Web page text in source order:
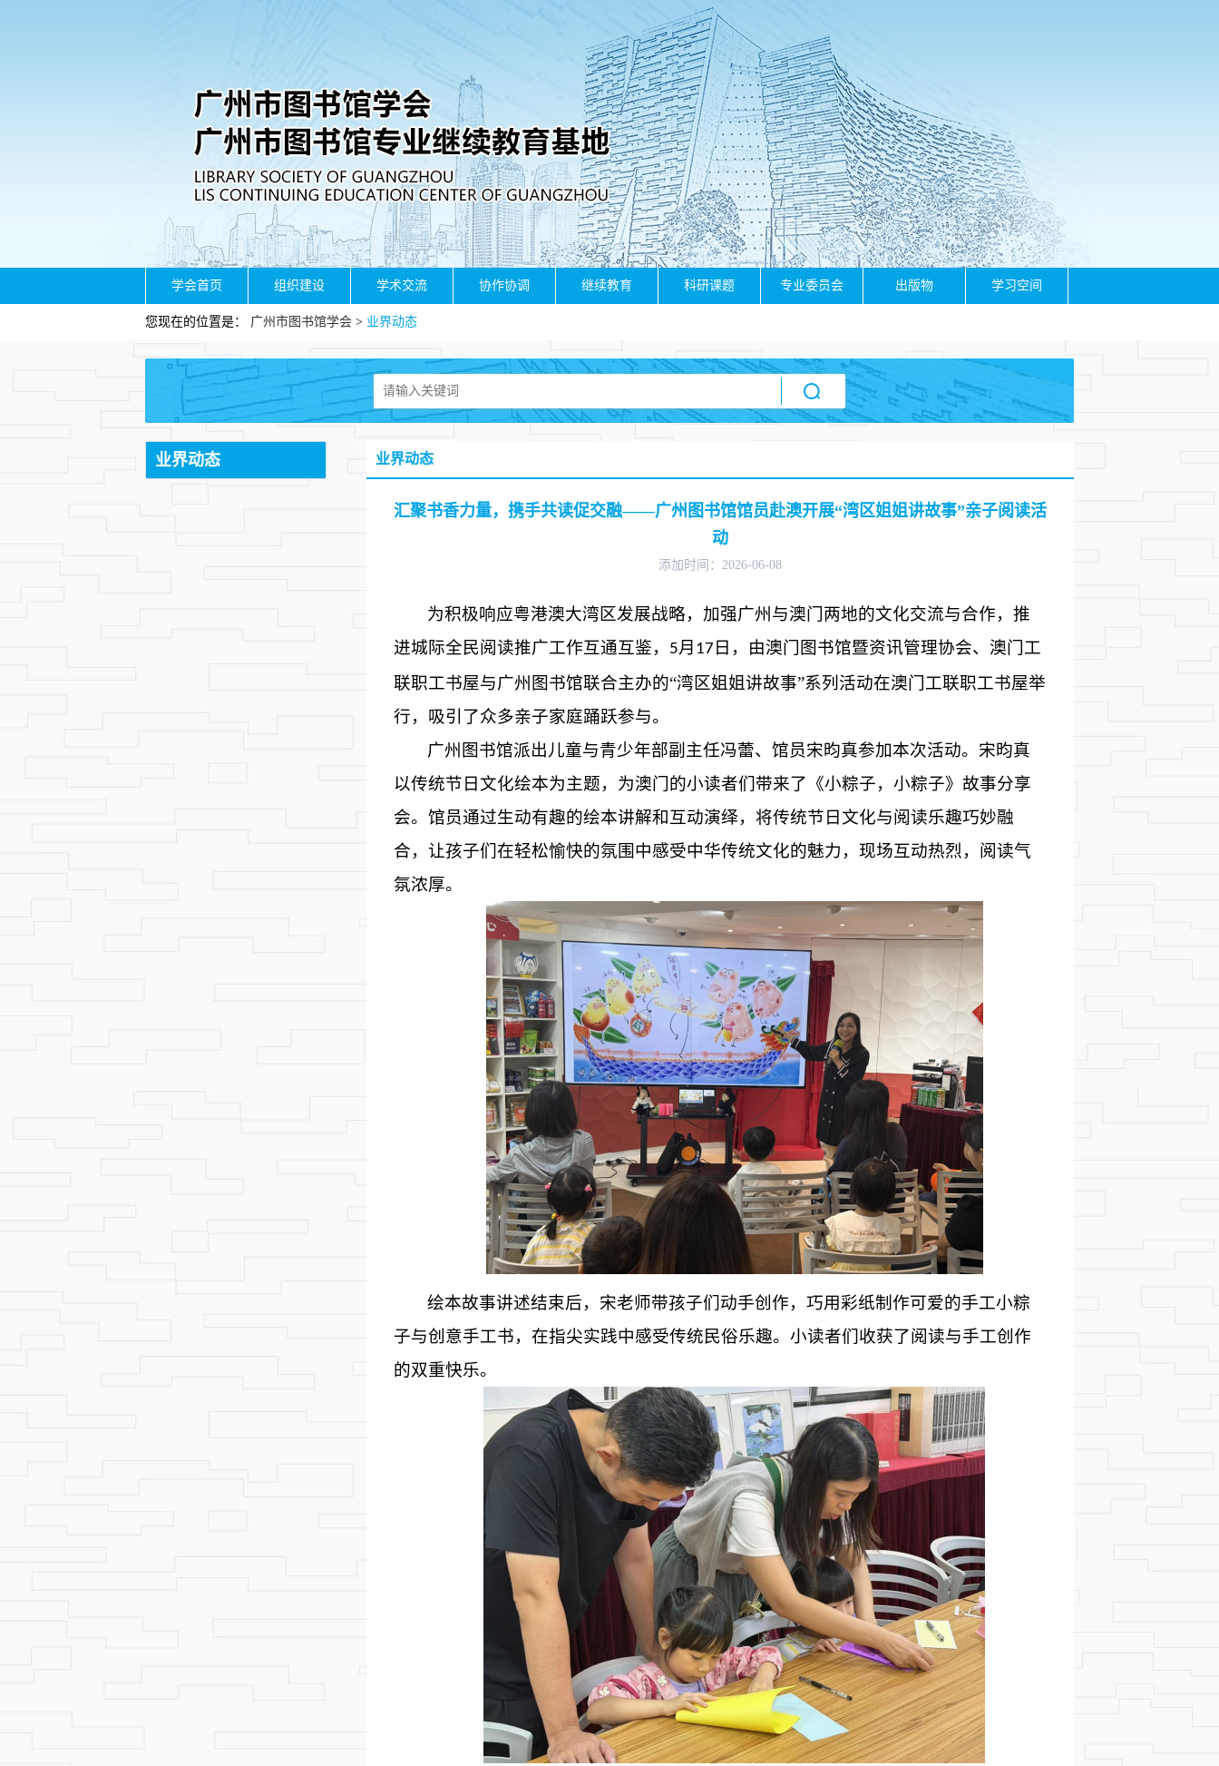
学会首页 组织建设 学术交流 协作协调 继续教育 科研课题 专业委员会 出版物 学习空间
您现在的位置是： 广州市图书馆学会 > 业界动态
业界动态 业界动态
汇聚书香力量，携手共读促交融——广州图书馆馆员赴澳开展“湾区姐姐讲故事”亲子阅读活
动
添加时间：2026-06-08
为积极响应粤港澳大湾区发展战略，加强广州与澳门两地的文化交流与合作，推
进城际全民阅读推广工作互通互鉴， 5月 17 日，由澳门图书馆暨资讯管理协会、澳门工
联职工书屋与广州图书馆联合主办的“湾区姐姐讲故事”系列活动在澳门工联职工书屋举
行，吸引了众多亲子家庭踊跃参与。
广州图书馆派出儿童与青少年部副主任冯蕾、馆员宋昀真参加本次活动。宋昀真
以传统节日文化绘本为主题，为澳门的小读者们带来了《小粽子，小粽子》故事分享
会。馆员通过生动有趣的绘本讲解和互动演绎，将传统节日文化与阅读乐趣巧妙融
合，让孩子们在轻松愉快的氛围中感受中华传统文化的魅力，现场互动热烈，阅读气
氛浓厚。
绘本故事讲述结束后，宋老师带孩子们动手创作，巧用彩纸制作可爱的手工小粽
子与创意手工书，在指尖实践中感受传统民俗乐趣。 小读者们收获了阅读与手工创作
的双重快乐。